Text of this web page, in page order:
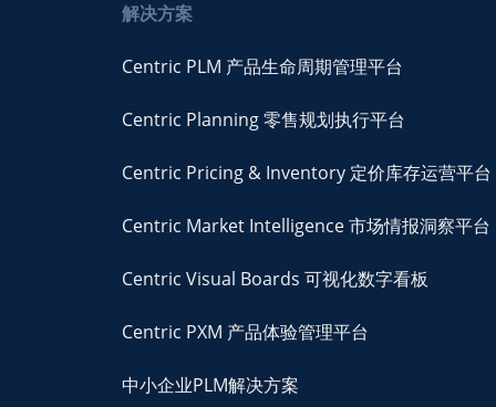
解决方案
Centric PLM 产品生命周期管理平台
Centric Planning 零售规划执行平台
Centric Pricing & Inventory 定价库存运营平台
Centric Market Intelligence 市场情报洞察平台
Centric Visual Boards 可视化数字看板
Centric PXM 产品体验管理平台
中小企业PLM解决方案